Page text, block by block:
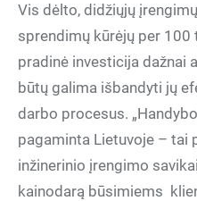
Vis dėlto, didžiųjų
sprendimų kūrėjų per 100
pradinė investicija dažnai
būtų galima išbandyti jų
darbo procesus.
pagaminta Lietuvoje – tai
inžinerinio įrengimo
kainodarą būsimiems